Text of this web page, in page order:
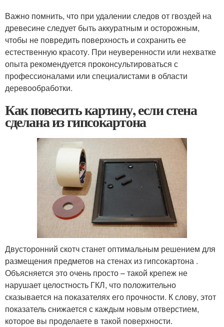
Важно помнить, что при удалении следов от гвоздей на
древесине следует быть аккуратным и осторожным,
чтобы не повредить поверхность и сохранить ее
естественную красоту. При неуверенности или нехватке
опыта рекомендуется проконсультироваться с
профессионалами или специалистами в области
деревообработки.
Как повесить картину, если стена
сделана из гипсокартона
Двусторонний скотч станет оптимальным решением для
размещения предметов на стенах из гипсокартона .
Объясняется это очень просто – такой крепеж не
нарушает целостность ГКЛ, что положительно
сказывается на показателях его прочности. К слову, этот
показатель снижается с каждым новым отверстием,
которое вы проделаете в такой поверхности.